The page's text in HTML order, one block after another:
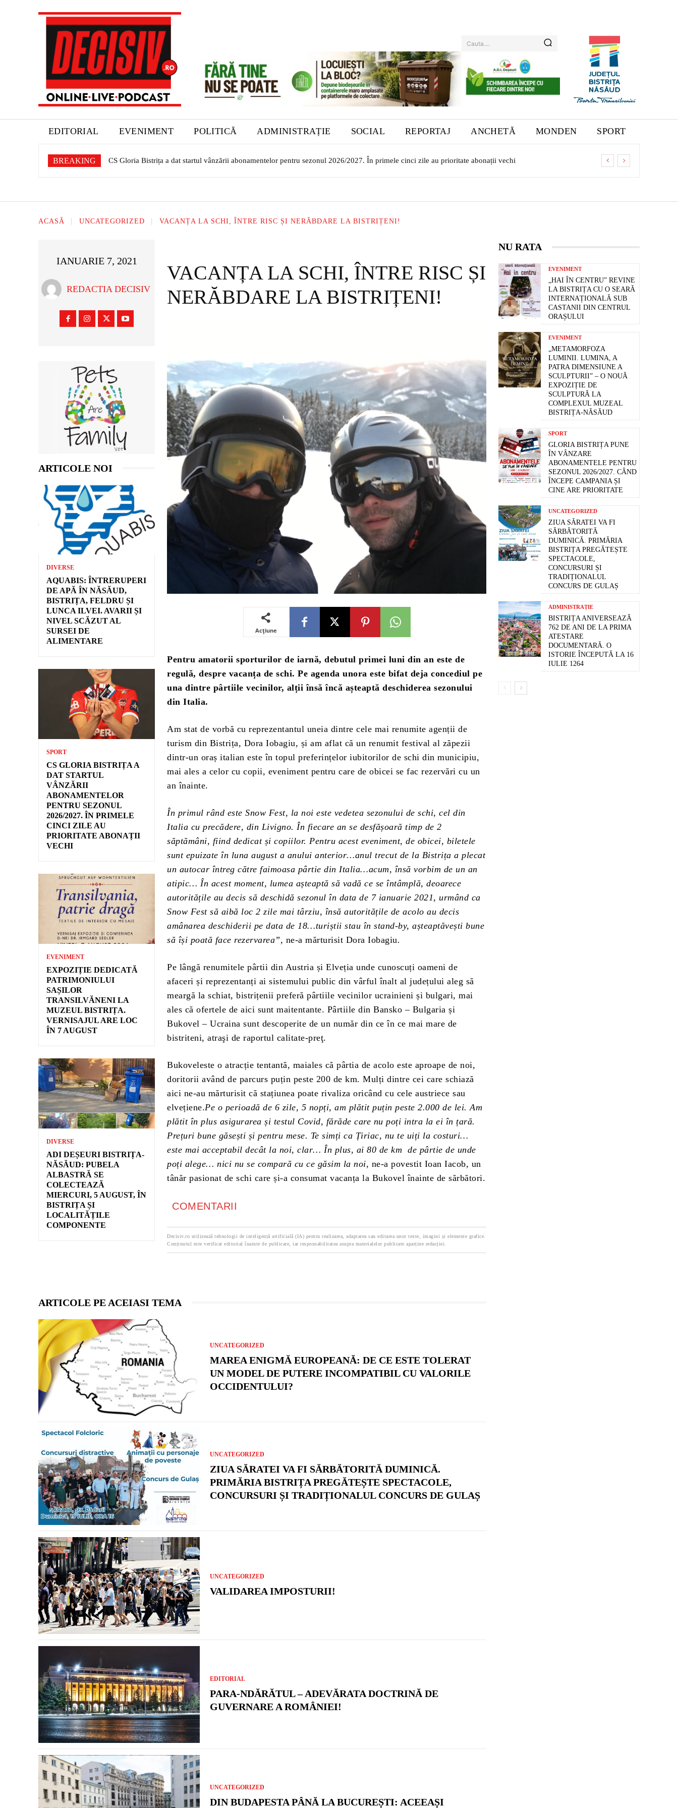
Cauta....
EDITORIAL EVENIMENT POLITICĂ ADMINISTRAȚIE SOCIAL REPORTAJ ANCHETĂ MONDEN SPORT
BREAKING Expoziție dedicată patrimoniului sașilor transilvăneni la Muzeul Bistrița. Vernisajul are loc în 7 august
ACASĂ UNCATEGORIZED VACANȚA LA SCHI, ÎNTRE RISC ȘI NERĂBDARE LA BISTRIȚENI!
IANUARIE 7, 2021
REDACTIA DECISIV
ARTICOLE NOI
DIVERSE
AQUABIS: ÎNTRERUPERI
DE APĂ ÎN NĂSĂUD,
BISTRIȚA, FELDRU ȘI
LUNCA ILVEI. AVARII ȘI
NIVEL SCĂZUT AL
SURSEI DE
ALIMENTARE
SPORT
CS GLORIA BISTRIȚA A
DAT STARTUL
VÂNZĂRII
ABONAMENTELOR
PENTRU SEZONUL
2026/2027. ÎN PRIMELE
CINCI ZILE AU
PRIORITATE ABONAȚII
VECHI
EVENIMENT
EXPOZIȚIE DEDICATĂ
PATRIMONIULUI
SAȘILOR
TRANSILVĂNENI LA
MUZEUL BISTRIȚA.
VERNISAJUL ARE LOC
ÎN 7 AUGUST
DIVERSE
ADI DEȘEURI BISTRIȚA-
NĂSĂUD: PUBELA
ALBASTRĂ SE
COLECTEAZĂ
MIERCURI, 5 AUGUST, ÎN
BISTRIȚA ȘI
LOCALITĂȚILE
COMPONENTE
VACANȚA LA SCHI, ÎNTRE RISC ȘI
NERĂBDARE LA BISTRIȚENI!
Acțiune
Pentru amatorii sporturilor de iarnă, debutul primei luni din an este de
regulă, despre vacanța de schi. Pe agenda unora este bifat deja concediul pe
una dintre pârtiile vecinilor, alții însă încă așteaptă deschiderea sezonului
din Italia.
Am stat de vorbă cu reprezentantul uneia dintre cele mai renumite agenții de
turism din Bistrița, Dora Iobagiu, și am aflat că un renumit festival al zăpezii
dintr-un oraș italian este în topul preferințelor iubitorilor de schi din municipiu,
mai ales a celor cu copii, eveniment pentru care de obicei se fac rezervări cu un
an înainte.
În primul rând este Snow Fest, la noi este vedetea sezonului de schi, cel din
Italia cu precădere, din Livigno. În fiecare an se desfășoară timp de 2
săptămâni, fiind dedicat și copiilor. Pentru acest eveniment, de obicei, biletele
sunt epuizate în luna august a anului anterior…anul trecut de la Bistrița a plecat
un autocar întreg către faimoasa pârtie din Italia…acum, însă vorbim de un an
atipic… În acest moment, lumea așteaptă să vadă ce se întâmplă, deoarece
autoritățile au decis să deschidă sezonul în data de 7 ianuarie 2021, urmând ca
Snow Fest să aibă loc 2 zile mai târziu, însă autoritățile de acolo au decis
amânarea deschiderii pe data de 18…turiștii stau în stand-by, așteaptăvești bune
să își poată face rezervarea”, ne-a mărturisit Dora Iobagiu.
Pe lângă renumitele pârtii din Austria și Elveția unde cunoscuți oameni de
afaceri și reprezentanți ai sistemului public din vârful înalt al județului aleg să
meargă la schiat, bistrițenii preferă pârtiile vecinilor ucrainieni și bulgari, mai
ales că ofertele de aici sunt maitentante. Pârtiile din Bansko – Bulgaria și
Bukovel – Ucraina sunt descoperite de un număr din ce în ce mai mare de
bistriteni, atraşi de raportul calitate-preţ.
Bukoveleste o atracție tentantă, maiales că pârtia de acolo este aproape de noi,
doritorii având de parcurs puțin peste 200 de km. Mulți dintre cei care schiază
aici ne-au mărturisit că stațiunea poate rivaliza oricând cu cele austriece sau
elvețiene.Pe o perioadă de 6 zile, 5 nopți, am plătit puțin peste 2.000 de lei. Am
plătit în plus asigurarea și testul Covid, fărăde care nu poți intra la ei în țară.
Prețuri bune găsești și pentru mese. Te simți ca Țiriac, nu te uiți la costuri…
este mai acceptabil decât la noi, clar… În plus, ai 80 de km de pârtie de unde
poți alege… nici nu se compară cu ce găsim la noi, ne-a povestit Ioan Iacob, un
tânăr pasionat de schi care și-a consumat vacanța la Bukovel înainte de sărbători.
COMENTARII
Decisiv.ro utilizează tehnologii de inteligență artificială (IA) pentru realizarea, adaptarea sau editarea unor texte, imagini și elemente grafice.
Conținutul este verificat editorial înainte de publicare, iar responsabilitatea asupra materialelor publicate aparține redacției.
ARTICOLE PE ACEIASI TEMA
UNCATEGORIZED
MAREA ENIGMĂ EUROPEANĂ: DE CE ESTE TOLERAT
UN MODEL DE PUTERE INCOMPATIBIL CU VALORILE
OCCIDENTULUI?
UNCATEGORIZED
ZIUA SĂRATEI VA FI SĂRBĂTORITĂ DUMINICĂ.
PRIMĂRIA BISTRIȚA PREGĂTEȘTE SPECTACOLE,
CONCURSURI ȘI TRADIȚIONALUL CONCURS DE GULAȘ
UNCATEGORIZED
VALIDAREA IMPOSTURII!
EDITORIAL
PARA-NDĂRĂTUL – ADEVĂRATA DOCTRINĂ DE
GUVERNARE A ROMÂNIEI!
UNCATEGORIZED
DIN BUDAPESTA PÂNĂ LA BUCUREȘTI: ACEEAȘI
NU RATA
EVENIMENT
„HAI ÎN CENTRU” REVINE
LA BISTRIȚA CU O SEARĂ
INTERNAȚIONALĂ SUB
CASTANII DIN CENTRUL
ORAȘULUI
EVENIMENT
„METAMORFOZA
LUMINII. LUMINA, A
PATRA DIMENSIUNE A
SCULPTURII” – O NOUĂ
EXPOZIȚIE DE
SCULPTURĂ LA
COMPLEXUL MUZEAL
BISTRIȚA-NĂSĂUD
SPORT
GLORIA BISTRIȚA PUNE
ÎN VÂNZARE
ABONAMENTELE PENTRU
SEZONUL 2026/2027. CÂND
ÎNCEPE CAMPANIA ȘI
CINE ARE PRIORITATE
UNCATEGORIZED
ZIUA SĂRATEI VA FI
SĂRBĂTORITĂ
DUMINICĂ. PRIMĂRIA
BISTRIȚA PREGĂTEȘTE
SPECTACOLE,
CONCURSURI ȘI
TRADIȚIONALUL
CONCURS DE GULAȘ
ADMINISTRAȚIE
BISTRIȚA ANIVERSEAZĂ
762 DE ANI DE LA PRIMA
ATESTARE
DOCUMENTARĂ. O
ISTORIE ÎNCEPUTĂ LA 16
IULIE 1264